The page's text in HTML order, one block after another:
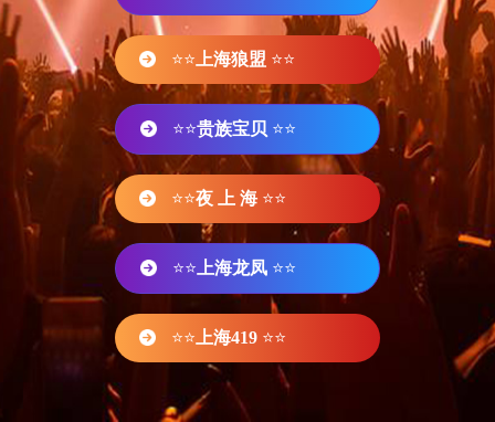
⭐⭐ 上海狼盟 ⭐⭐
⭐⭐贵族宝贝 ⭐⭐
⭐⭐夜 上 海 ⭐⭐
⭐⭐ 上海龙凤 ⭐⭐
⭐⭐ 上海419 ⭐⭐